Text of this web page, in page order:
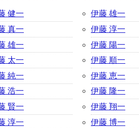
健一
真一
雄一
太一
純一
浩一
賢一
淳一
伊藤 雄一
伊藤 淳一
伊藤 陽一
伊藤 順一
伊藤 恵一
伊藤 隆一
伊藤 翔一
伊藤 博一